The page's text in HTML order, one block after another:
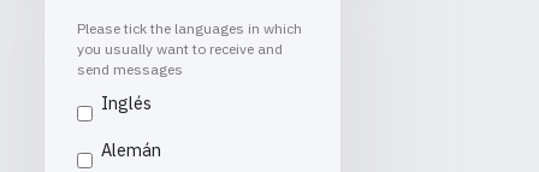
Please tick the languages in which
you usually want to receive and
send messages
Inglés
Alemán